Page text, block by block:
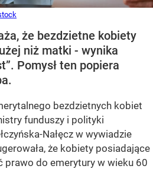
że bezdzietne kobiety
niż matki - wynika
Pomysł ten popiera
bezdzietnych kobiet
funduszy i polityki
Nałęcz w wywiadzie
że kobiety posiadające
prawo do emerytury w wieku 60